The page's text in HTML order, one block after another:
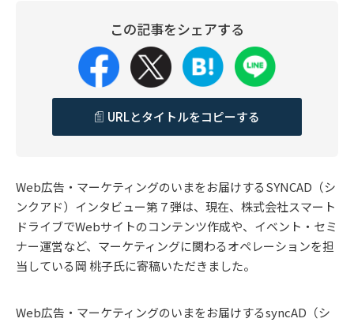
この記事をシェアする
URLとタイトルをコピーする
Web広告・マーケティングのいまをお届けするSYNCAD（シ
ンクアド）インタビュー第７弾は、現在、株式会社スマート
ドライブでWebサイトのコンテンツ作成や、イベント・セミ
ナー運営など、マーケティングに関わるオペレーションを担
当している岡 桃子氏に寄稿いただきました。
Web広告・マーケティングのいまをお届けするsyncAD（シ